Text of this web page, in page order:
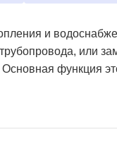
и
или
функция